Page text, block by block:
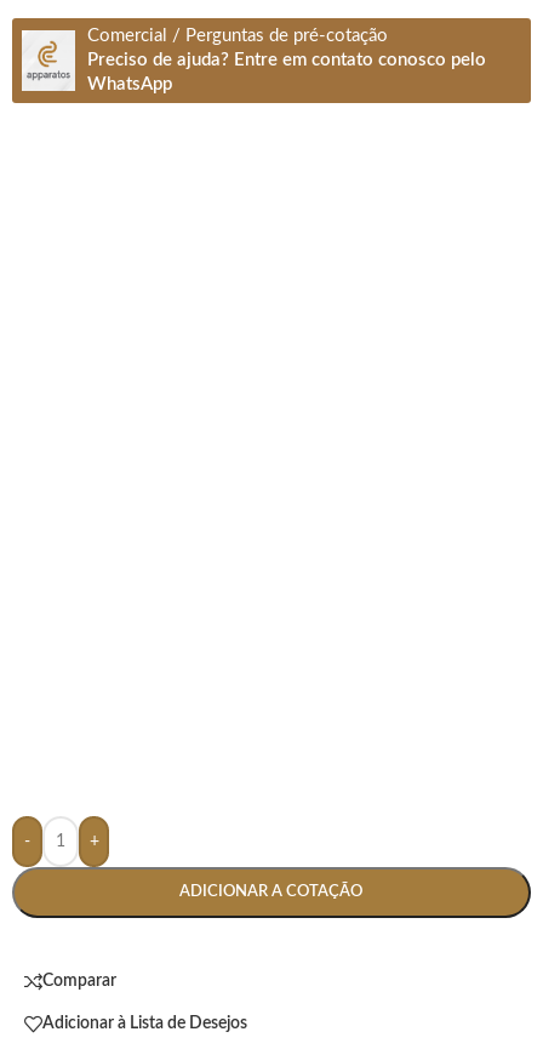
Comercial / Perguntas de pré-cotação
Preciso de ajuda? Entre em contato conosco pelo
WhatsApp
- +
ADICIONAR A COTAÇÃO
Comparar
Adicionar à Lista de Desejos